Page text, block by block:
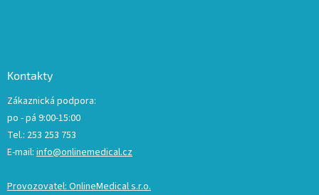
Kontakty
Zákaznická podpora:
po - pá 9:00-15:00
Tel.: 253 253 753
E-mail: info@onlinemedical.cz
Provozovatel: OnlineMedical s.r.o.